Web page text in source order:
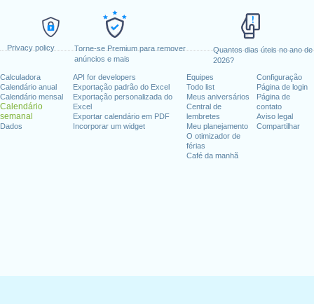
Privacy policy
Torne-se Premium para remover
anúncios e mais
Quantos dias úteis no ano de
2026?
Calculadora
Calendário anual
Calendário mensal
Calendário
semanal
Dados
API for developers
Exportação padrão do Excel
Exportação personalizada do
Excel
Exportar calendário em PDF
Incorporar um widget
Equipes
Todo list
Meus aniversários
Central de
lembretes
Meu planejamento
O otimizador de
férias
Café da manhã
Configuração
Página de login
Página de
contato
Aviso legal
Compartilhar